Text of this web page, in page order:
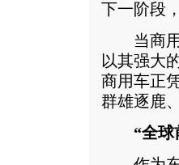
下一阶段
当商用
以其强大
商用车正
群雄逐鹿
“全球